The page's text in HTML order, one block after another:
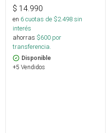
$ 14.990
en 6cuotas de $2.498sin
interés
ahorras $600 por
transferencia.
Disponible
+5 Vendidos